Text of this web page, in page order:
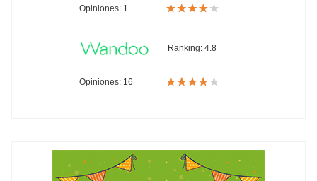
Opiniones: 1
Ranking: 4.8
Opiniones: 16